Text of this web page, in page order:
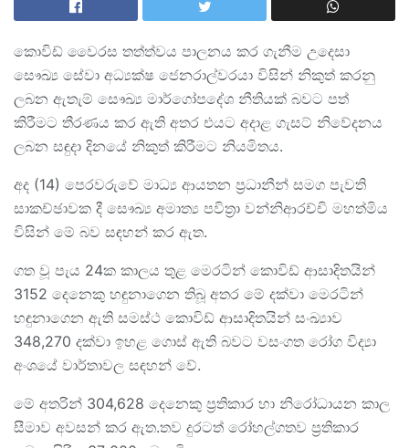
කොවිඩ් වෛරස තත්ත්වය පාලනය කර ගැනීම උදෙසා
සෞඛ්‍ය සේවා අධ්‍යක්ෂ ජෙනරාල්වරයා විසින් නිකුත් කරනු
ලබන ඇතැම් සෞඛ්‍ය මාර්ගෝපදේශ නීතියක් බවට පත්
කිරීමට තීරණය කර ඇති අතර එයට අදාළ ගැසට් නිවේදනය
ලබන සඳුදා දිනයේ නිකුත් කිරීමට නියමිතය.
අද (14) පෙරවරුවේ මාධ්‍ය ආයතන ප්‍රධානීන් සමග පැවති
සාකච්ඡාවක දී සෞඛ්‍ය අමාත්‍ය පවිත්‍රා වන්නිආරච්චි මහත්මිය
විසින් මේ බව සඳහන් කර ඇත.
ගත වූ පැය 24ක කාලය තුළ මෙරටින් කොවිඩ් ආසාදිතයින්
3152 දෙනෙකු හඳුනාගෙන තිබූ අතර මේ දක්වා මෙරටින්
හඳුනාගෙන ඇති සමස්ථ කොවිඩ් ආසාදිතයින් සංඛ්‍යාව
348,270 දක්වා ඉහළ ගොස් ඇති බවට වසංගත රෝග විද්‍යා
අංශයේ වාර්තාවල සඳහන් වේ.
මේ අතරින් 304,628 දෙනෙකු ප්‍රතිකාර හා නිරෝධායන කාල
සීමාව අවසන් කර ඇත.තව දුරටත් රෝහල්ගතව ප්‍රතිකාර